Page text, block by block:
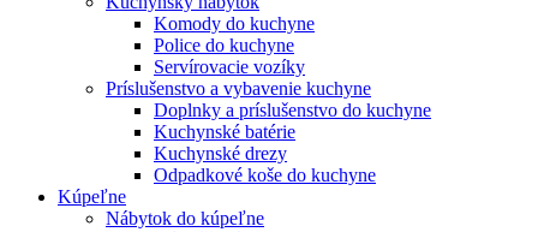
Komody do kuchyne
Police do kuchyne
Servírovacie vozíky
Príslušenstvo a vybavenie kuchyne
Doplnky a príslušenstvo do kuchyne
Kuchynské batérie
Kuchynské drezy
Odpadkové koše do kuchyne
Kúpeľne
Nábytok do kúpeľne